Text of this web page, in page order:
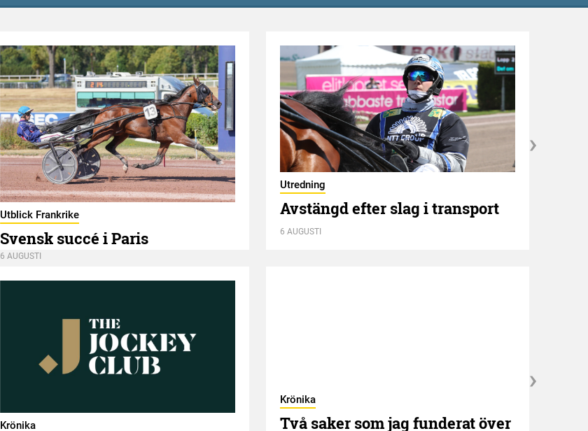
Utblick Frankrike
Svensk succé i Paris
6 AUGUSTI
Utredning
Avstängd efter slag i transport
6 AUGUSTI
Krönika
Krönika
Två saker som jag funderat över